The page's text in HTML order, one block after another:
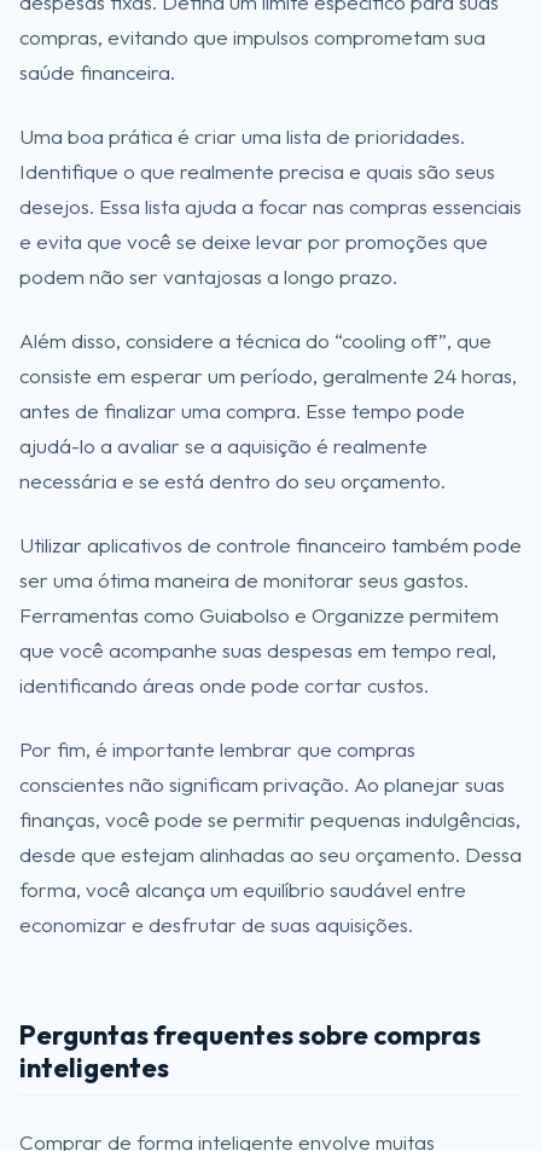
compras, evitando que impulsos comprometam sua
saúde financeira.
Uma boa prática é criar uma lista de prioridades.
Identifique o que realmente precisa e quais são seus
desejos. Essa lista ajuda a focar nas compras essenciais
e evita que você se deixe levar por promoções que
podem não ser vantajosas a longo prazo.
Além disso, considere a técnica do “cooling off”, que
consiste em esperar um período, geralmente 24 horas,
antes de finalizar uma compra. Esse tempo pode
ajudá-lo a avaliar se a aquisição é realmente
necessária e se está dentro do seu orçamento.
Utilizar aplicativos de controle financeiro também pode
ser uma ótima maneira de monitorar seus gastos.
Ferramentas como Guiabolso e Organizze permitem
que você acompanhe suas despesas em tempo real,
identificando áreas onde pode cortar custos.
Por fim, é importante lembrar que compras
conscientes não significam privação. Ao planejar suas
finanças, você pode se permitir pequenas indulgências,
desde que estejam alinhadas ao seu orçamento. Dessa
forma, você alcança um equilíbrio saudável entre
economizar e desfrutar de suas aquisições.
Perguntas frequentes sobre compras
inteligentes
Comprar de forma inteligente envolve muitas